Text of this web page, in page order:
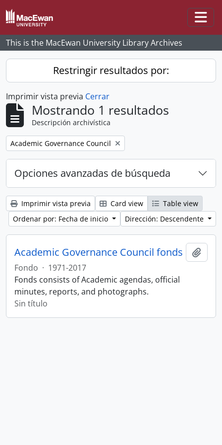
Skip to main content
This is the MacEwan University Library Archives
Restringir resultados por:
Imprimir vista previa Cerrar
Mostrando 1 resultados
Descripción archivística
Remove filter:
Academic Governance Council
Opciones avanzadas de búsqueda
Imprimir vista previa Card view
Table view
Ordenar por: Fecha de inicio
Dirección: Descendente
Academic Governance Council fonds
Fondo · 1971-2017
Fonds consists of Academic agendas, official
minutes, reports, and photographs.
Sin título